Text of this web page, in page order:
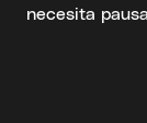
necesita